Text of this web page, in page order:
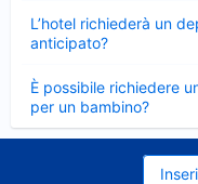
L’hotel richiederà un
anticipato?
chiuso
È possibile richiedere
per un bambino?
Elemento
chiuso